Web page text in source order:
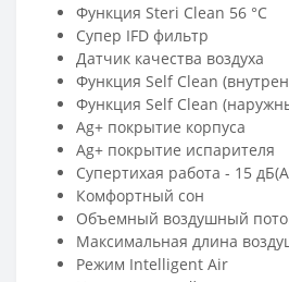
Функция Steri Clean 56 °C
Супер IFD фильтр
Датчик качества воздуха
Функция Self Clean
Функция Self Clean
Ag+ покрытие корпуса
Ag+ покрытие испарителя
Супертихая работа - 15
Комфортный сон
Объемный воздушный
Максимальная длина
Режим Intelligent Air